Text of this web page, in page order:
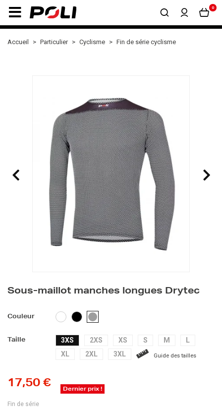
0
Accueil Particulier Cyclisme Fin de série cyclisme
Sous-maillot manches longues Drytec
Couleur BLANCNOIRGRIS
Taille 3XS 2XS XS S M
L
XL
2XL 3XL Guide des tailles
17,50 € Dernier prix !
Fin de série